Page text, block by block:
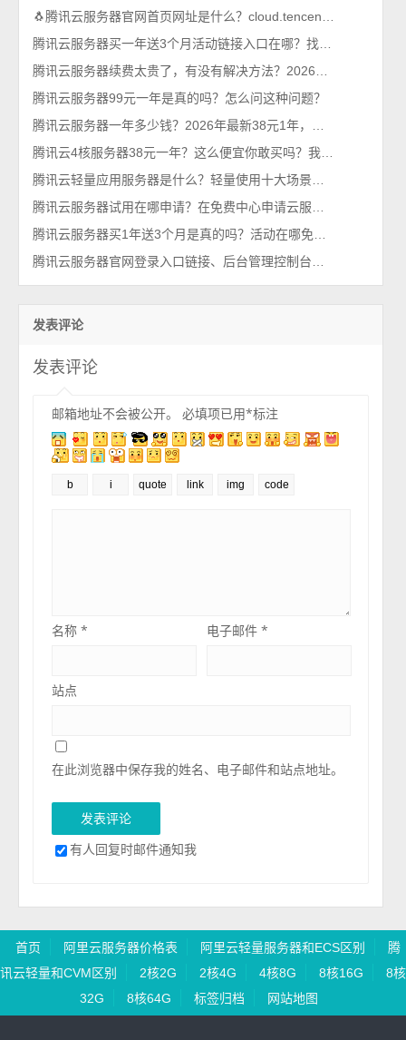
腾讯云服务器99元一年是真的吗？怎么问这种问题？
发表评论
发表评论
邮箱地址不会被公开。 必填项已用*标注
名称* 电子邮件*
站点
在此浏览器中保存我的姓名、电子邮件和站点地址。
有人回复时邮件通知我
首页 阿里云服务器价格表 阿里云轻量服务器和ECS区别
腾
讯云轻量和CVM区别
2核2G 2核4G 4核8G 8核16G
8核
32G
8核64G 标签归档 网站地图